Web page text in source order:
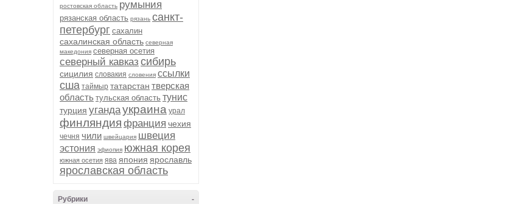
ростовская область румыния
рязанская область рязань санкт-
петербург сахалин
сахалинская область северная
македония северная осетия
северный кавказ сибирь
сицилия словакия словения ссылки
сша таймыр татарстан тверская
область тульская область тунис
турция угандаукраина урал
финляндия франция чехия
чечня чили швейцария швеция
эстония эфиопия южная корея
южная осетия ява япония ярославль
ярославская область
-
Рубрики